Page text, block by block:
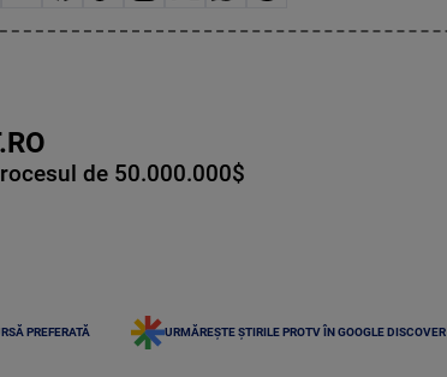
de 50.000.000$
PREFERATĂ URMĂREȘTE ȘTIRILE PROTV ÎN GOOGLE DISCOVER